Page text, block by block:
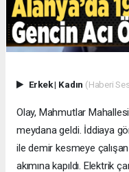
Erkek| Kadın (Haberi
Olay, Mahmutlar
meydana geldi. İddiaya
ile demir kesmeye
akımına kapıldı. Elektrik